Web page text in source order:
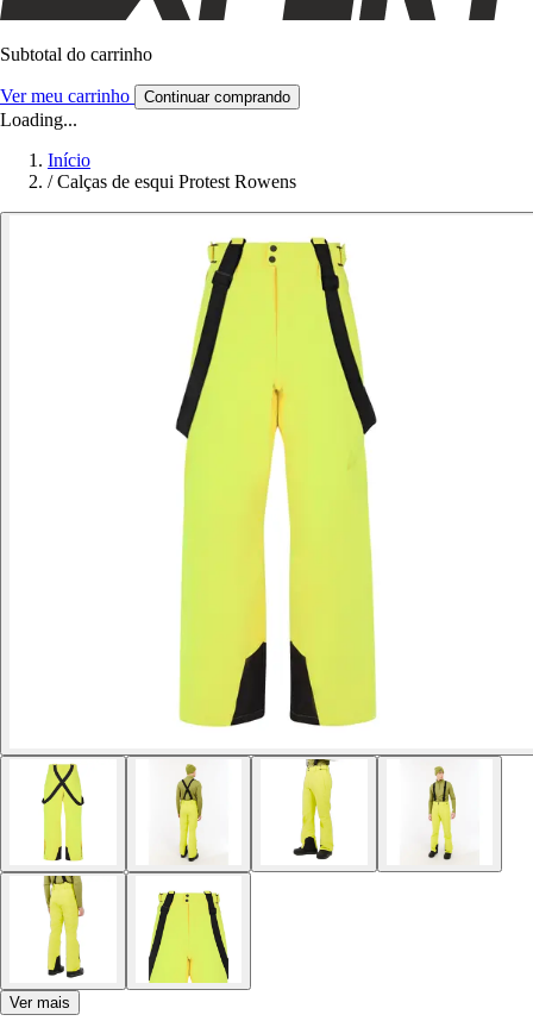
Subtotal do carrinho
Ver meu carrinho Continuar comprando
Loading...
Início
/ Calças de esqui Protest Rowens
Ver mais